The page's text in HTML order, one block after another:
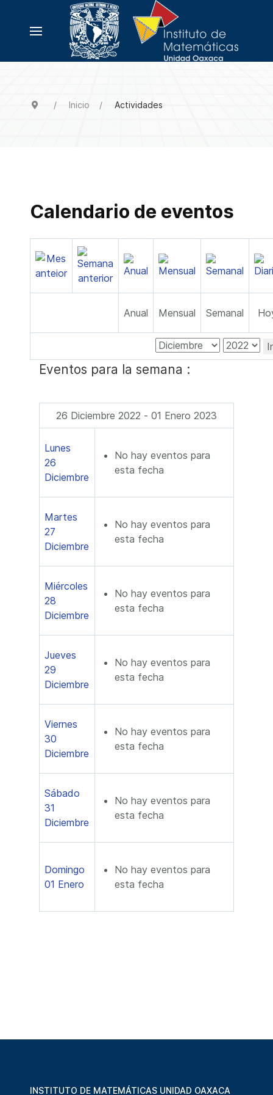
Inicio Actividades
Calendario de eventos
Anual Mensual Semanal
Eventos para la semana :
26 Diciembre 2022 - 01 Enero 2023
Lunes
26
Diciembre
No hay eventos para
esta fecha
Martes
27
Diciembre
No hay eventos para
esta fecha
Miércoles
28
Diciembre
No hay eventos para
esta fecha
Jueves
29
Diciembre
No hay eventos para
esta fecha
Viernes
30
Diciembre
No hay eventos para
esta fecha
Sábado
31
Diciembre
No hay eventos para
esta fecha
Domingo
01 Enero
No hay eventos para
esta fecha
INSTITUTO DE MATEMÁTICAS UNIDAD OAXACA